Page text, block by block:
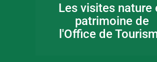
Les visites nature
patrimoine de
l'Office de